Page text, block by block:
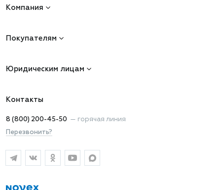
Компания
Покупателям
Юридическим лицам
Контакты
8 (800) 200-45-50 — горячая линия
Перезвонить?